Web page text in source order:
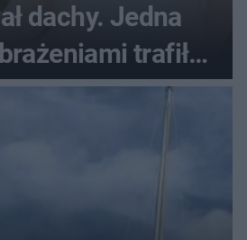
dachy. Jedna
trafiła
szpitala